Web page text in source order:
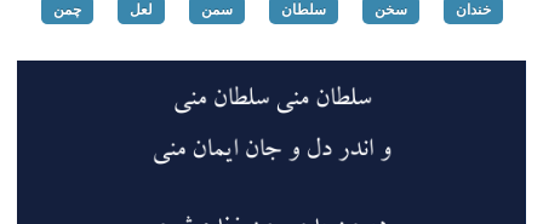
خندان سخن سلطان سمن لعل چمن